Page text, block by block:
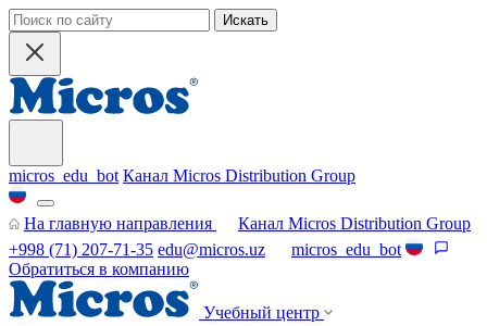
Искать
micros_edu_bot Канал Micros Distribution Group
На главную направления
Канал Micros Distribution Group
+998 (71) 207-71-35 edu@micros.uz
micros_edu_bot
Обратиться в компанию
Учебный центр